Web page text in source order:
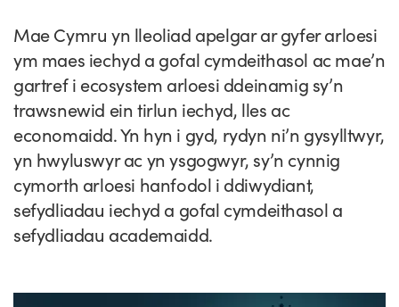
Mae Cymru yn lleoliad apelgar ar gyfer arloesi
ym maes iechyd a gofal cymdeithasol ac mae’n
gartref i ecosystem arloesi ddeinamig sy’n
trawsnewid ein tirlun iechyd, lles ac
economaidd. Yn hyn i gyd, rydyn ni’n gysylltwyr,
yn hwyluswyr ac yn ysgogwyr, sy’n cynnig
cymorth arloesi hanfodol i ddiwydiant,
sefydliadau iechyd a gofal cymdeithasol a
sefydliadau academaidd.